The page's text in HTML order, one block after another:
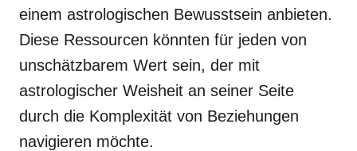
einem astrologischen Bewusstsein anbieten.
Diese Ressourcen könnten für jeden von
unschätzbarem Wert sein, der mit
astrologischer Weisheit an seiner Seite
durch die Komplexität von Beziehungen
navigieren möchte.